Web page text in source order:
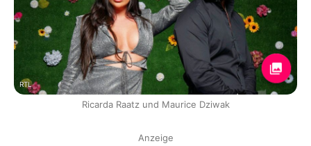
RTL
Ricarda Raatz und Maurice Dziwak
Anzeige